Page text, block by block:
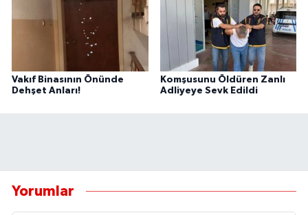
Vakıf Binasının Önünde
Dehşet Anları!
Komşusunu Öldüren Zanlı
Adliyeye Sevk Edildi
Yorumlar